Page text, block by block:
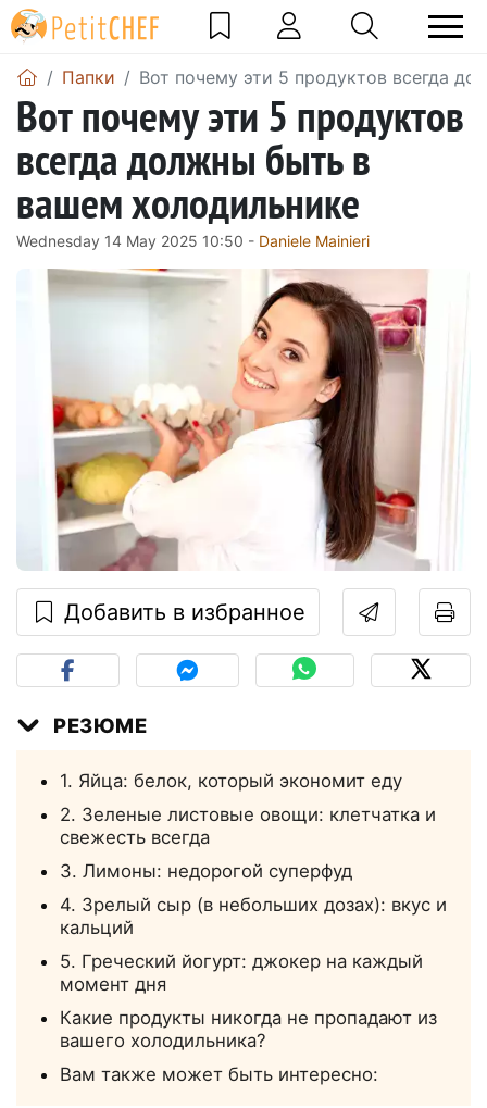
Папки Вот почему эти 5 продуктов всегда
Вот почему эти 5 продуктов
всегда должны быть в
вашем холодильнике
Wednesday 14 May 2025 10:50 - Daniele Mainieri
Добавить в избранное
РЕЗЮМЕ
1. Яйца: белок, который экономит еду
2. Зеленые листовые овощи: клетчатка и
свежесть всегда
3. Лимоны: недорогой суперфуд
4. Зрелый сыр (в небольших дозах): вкус и
кальций
5. Греческий йогурт: джокер на каждый
момент дня
Какие продукты никогда не пропадают из
вашего холодильника?
Вам также может быть интересно: